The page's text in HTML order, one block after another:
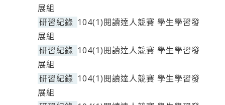
展組
研習紀錄 104(1)閱讀達人競賽 學生學習發
展組
研習紀錄 104(1)閱讀達人競賽 學生學習發
展組
研習紀錄 104(1)閱讀達人競賽 學生學習發
展組